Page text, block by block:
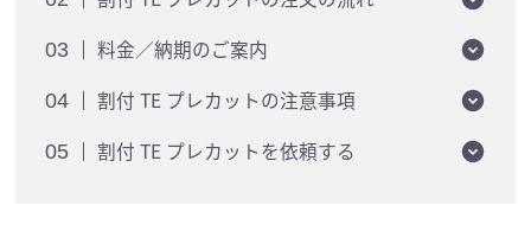
03 料金／納期のご案内
04 割付 TE プレカットの注意事項
05 割付 TE プレカットを依頼する